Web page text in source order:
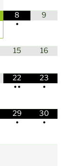
8
•
9
15 16
22
••
23
•
29
•
30
•